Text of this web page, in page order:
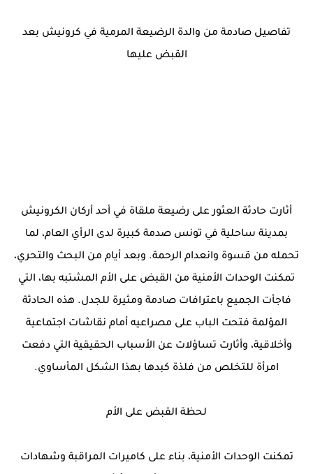
تفاصيل صادمة من والدة الرضيعة المرمية في كرونيش بعد
القبض عليها
أثارت حادثة العثور على رضيعة ملقاة في أحد أركان الكرونيش
بمدينة ساحلية في تونس صدمة كبيرة لدى الرأي العام، لما
تحمله من قسوة وانعدام الرحمة. وبعد أيام من البحث والتحري،
تمكنت الوحدات الأمنية من القبض على الأم المشتبه بها، التي
فاجأت الجميع باعترافات صادمة ومثيرة للجدل. هذه الحادثة
المؤلمة فتحت الباب على مصراعيه أمام نقاشات اجتماعية
وأخلاقية، وأثارت تساؤلات عن الأسباب الحقيقية التي دفعت
امرأة للتخلص من فلذة كبدها بهذا الشكل المأساوي.
لحظة القبض على الأم
تمكنت الوحدات الأمنية، بناء على كاميرات المراقبة وشهادات